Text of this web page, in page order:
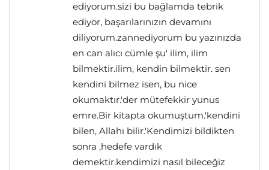
ediyorum.sizi bu bağlamda tebrik
ediyor, başarılarınızın devamını
diliyorum.zannediyorum bu yazınızda
en can alıcı cümle şu' ilim, ilim
bilmektir.ilim, kendin bilmektir. sen
kendini bilmez isen, bu nice
okumaktır.'der mütefekkir yunus
emre.Bir kitapta okumuştum.'kendini
bilen, Allahı bilir.'Kendimizi bildikten
sonra ,hedefe vardık
demektir.kendimizi nasıl bileceğiz